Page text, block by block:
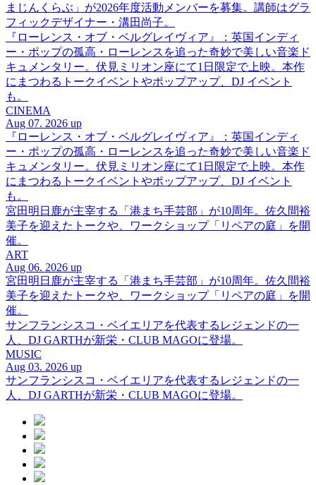
まじんくらぶ」が2026年度活動メンバーを募集。講師はグラ
フィックデザイナー・溝田尚子。
『ローレンス・オブ・ベルグレイヴィア』：英国インディ
ー・ポップの孤高・ローレンスを追った奇妙で美しい音楽ド
キュメンタリー。伏見ミリオン座にて1日限定で上映。本作
にまつわるトークイベントやポップアップ、DJ イベント
も。
CINEMA
Aug 07. 2026 up
『ローレンス・オブ・ベルグレイヴィア』：英国インディ
ー・ポップの孤高・ローレンスを追った奇妙で美しい音楽ド
キュメンタリー。伏見ミリオン座にて1日限定で上映。本作
にまつわるトークイベントやポップアップ、DJ イベント
も。
宮田明日鹿が主宰する「港まち手芸部」が10周年。佐久間裕
美子を迎えたトークや、ワークショップ「リペアの庭」を開
催。
ART
Aug 06. 2026 up
宮田明日鹿が主宰する「港まち手芸部」が10周年。佐久間裕
美子を迎えたトークや、ワークショップ「リペアの庭」を開
催。
サンフランシスコ・ベイエリアを代表するレジェンドの一
人、DJ GARTHが新栄・CLUB MAGOに登場。
MUSIC
Aug 03. 2026 up
サンフランシスコ・ベイエリアを代表するレジェンドの一
人、DJ GARTHが新栄・CLUB MAGOに登場。